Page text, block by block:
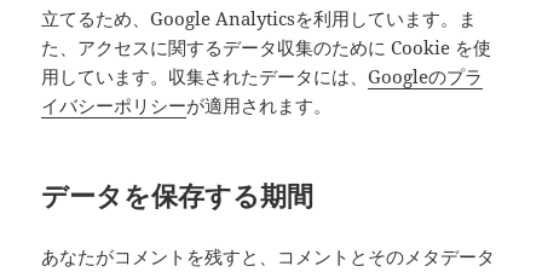
立てるため、Google Analyticsを利用しています。ま
た、アクセスに関するデータ収集のために Cookie を使
用しています。収集されたデータには、Googleのプラ
イバシーポリシーが適用されます。
データを保存する期間
あなたがコメントを残すと、コメントとそのメタデータ